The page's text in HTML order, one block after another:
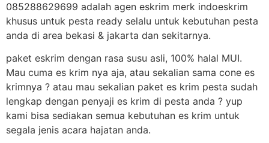
085288629699 adalah agen eskrim merk indoeskrim
khusus untuk pesta ready selalu untuk kebutuhan pesta
anda di area bekasi & jakarta dan sekitarnya.
paket eskrim dengan rasa susu asli, 100% halal MUI.
Mau cuma es krim nya aja, atau sekalian sama cone es
krimnya ? atau mau sekalian paket es krim pesta sudah
lengkap dengan penyaji es krim di pesta anda ? yup
kami bisa sediakan semua kebutuhan es krim untuk
segala jenis acara hajatan anda.